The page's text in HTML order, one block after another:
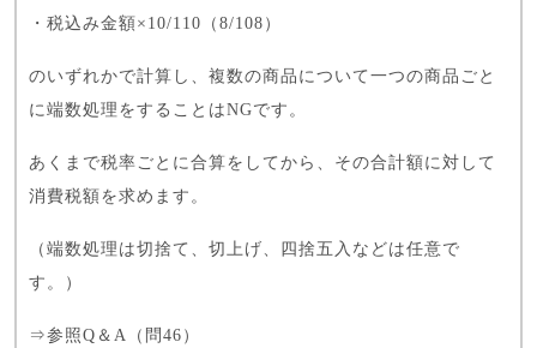
・税込み金額×10/110（8/108）
のいずれかで計算し、複数の商品について一つの商品ごと
に端数処理をすることはNGです。
あくまで税率ごとに合算をしてから、その合計額に対して
消費税額を求めます。
（端数処理は切捨て、切上げ、四捨五入などは任意で
す。）
⇒参照Q＆A（問46）